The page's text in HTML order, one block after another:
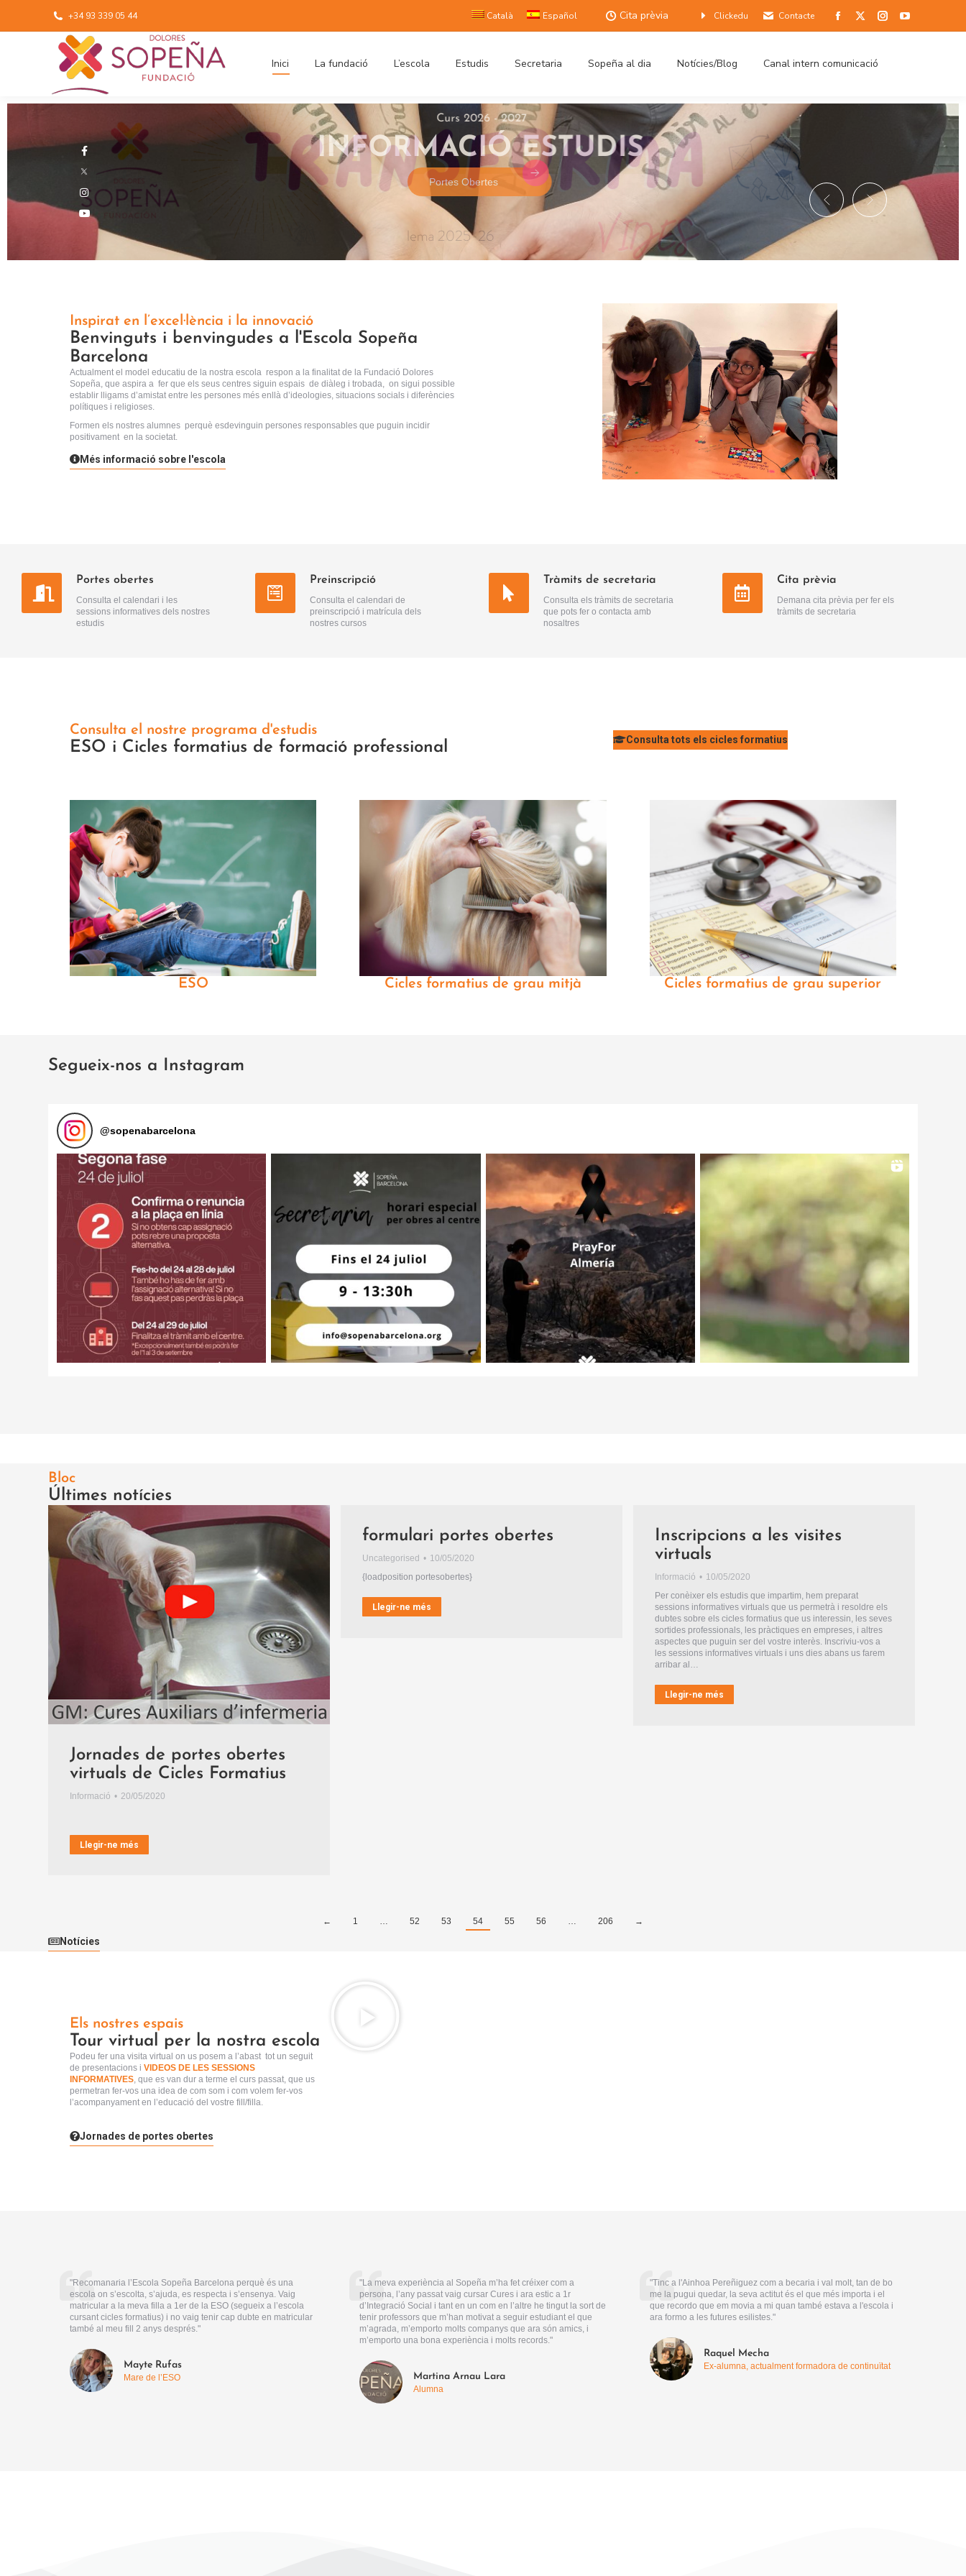
+34 93 339 05 44 Català Español Cita prèvia Clickedu Contacte
Inici La fundació L’escola Estudis Secretaria Sopeña al dia Notícies/Blog Canal intern comunicació
Curs 2026 - 2027
INFORMACIÓ ESTUDIS
Portes Obertes
Inspirat en l’excel·lència i la innovació
Benvinguts i benvingudes a l'Escola Sopeña
Barcelona
Actualment el model educatiu de la nostra escola respon a la finalitat de la Fundació Dolores
Sopeña, que aspira a fer que els seus centres siguin espais de diàleg i trobada, on sigui possible
establir lligams d’amistat entre les persones més enllà d’ideologies, situacions socials i diferències
polítiques i religioses.
Formen els nostres alumnes perquè esdevinguin persones responsables que puguin incidir
positivament en la societat.
Més informació sobre l'escola
Portes obertes
Consulta el calendari i les
sessions informatives dels nostres
estudis
Preinscripció
Consulta el calendari de
preinscripció i matrícula dels
nostres cursos
Tràmits de secretaria
Consulta els tràmits de secretaria
que pots fer o contacta amb
nosaltres
Cita prèvia
Demana cita prèvia per fer els
tràmits de secretaria
Consulta el nostre programa d'estudis
ESO i Cicles formatius de formació professional Consulta tots els cicles formatius
ESO Cicles formatius de grau mitjà Cicles formatius de grau superior
Segueix-nos a Instagram
@sopenabarcelona
Bloc
Últimes notícies
Jornades de portes obertes
virtuals de Cicles Formatius
Informació 20/05/2020
Llegir-ne més
formulari portes obertes
Uncategorised
10/05/2020
{loadposition portesobertes}
Llegir-ne més
Inscripcions a les visites
virtuals
Informació
10/05/2020
Per conèixer els estudis que impartim, hem preparat
sessions informatives virtuals que us permetrà i resoldre els
dubtes sobre els cicles formatius que us interessin, les seves
sortides professionals, les pràctiques en empreses, i altres
aspectes que puguin ser del vostre interès. Inscriviu-vos a
les sessions informatives virtuals i uns dies abans us farem
arribar al…
Llegir-ne més
← 1 … 52 53 54 55 56 … 206 →
Notícies
Els nostres espais
Tour virtual per la nostra escola
Podeu fer una visita virtual on us posem a l’abast tot un seguit
de presentacions iVIDEOS DE LES SESSIONS
INFORMATIVES, que es van dur a terme el curs passat, que us
permetran fer-vos una idea de com som i com volem fer-vos
l’acompanyament en l’educació del vostre fill/filla.
Jornades de portes obertes
"Recomanaria l’Escola Sopeña Barcelona perquè és una
escola on s’escolta, s’ajuda, es respecta i s’ensenya. Vaig
matricular a la meva filla a 1er de la ESO (segueix a l’escola
cursant cicles formatius) i no vaig tenir cap dubte en matricular
també al meu fill 2 anys després."
Mayte Rufas
Mare de l’ESO
"La meva experiència al Sopeña m’ha fet créixer com a
persona, l’any passat vaig cursar Cures i ara estic a 1r
d’Integració Social i tant en un com en l’altre he tingut la sort de
tenir professors que m’han motivat a seguir estudiant el que
m’agrada, m’emporto molts companys que ara són amics, i
m’emporto una bona experiència i molts records."
Martina Arnau Lara
Alumna
"Tinc a l'Ainhoa Pereñiguez com a becaria i val molt, tan de bo
me la pugui quedar, la seva actitut és el que més importa i el
que recordo que em movia a mi quan també estava a l'escola i
ara formo a les futures esilistes."
Raquel Mecha
Ex-alumna, actualment formadora de continuïtat